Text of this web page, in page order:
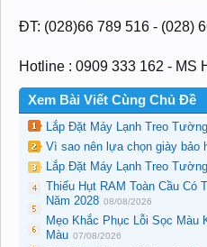
ĐT: (028)66 789 516 - (028)
Hotline : 0909 333 162 - MS
Xem Bài Viết Cùng Chủ Đề
Lắp Đặt Máy Lạnh Treo
Vì sao nên lựa chọn giày bảo
Lắp Đặt Máy Lạnh Treo
Thiếu Hụt RAM Toàn Cầu Có
Năm 2028 08/08/2026
Mẹo Khắc Phục Lỗi Sọc Màu
Màu 07/08/2026